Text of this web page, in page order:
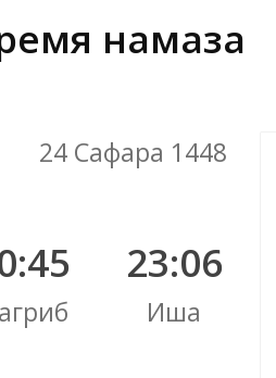
намаза
24 Сафара 1448
23:06
Иша